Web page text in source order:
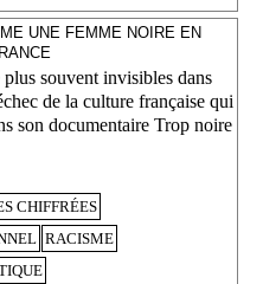
UNE FEMME NOIRE EN
souvent invisibles dans
de la culture française qui
son documentaire Trop noire
CHIFFRÉES
RACISME